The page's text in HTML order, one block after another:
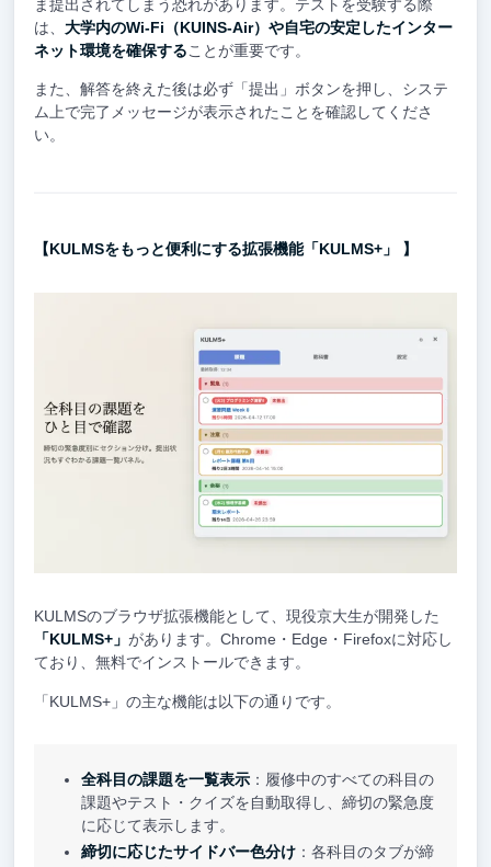
ま提出されてしまう恐れがあります。テストを受験する際
は、 大学内のWi-Fi（KUINS-Air）や自宅の安定したインター
ネット環境を確保することが重要です。
また、解答を終えた後は必ず「提出」ボタンを押し、システ
ム上で完了メッセージが表示されたことを確認してくださ
い。
【KULMSをもっと便利にする拡張機能「KULMS+」 】
KULMSのブラウザ拡張機能として、現役京大生が開発した
「KULMS+」 があります。Chrome・Edge・Firefoxに対応し
ており、無料でインストールできます。
「KULMS+」の主な機能は以下の通りです。
全科目の課題を一覧表示：履修中のすべての科目の
課題やテスト・クイズを自動取得し、締切の緊急度
に応じて表示します。
締切に応じたサイドバー色分け：各科目のタブが締